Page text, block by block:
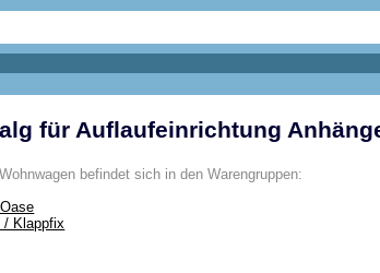
für Auflaufeinrichtung
befindet sich in den Warengruppen:
/ Klappfix